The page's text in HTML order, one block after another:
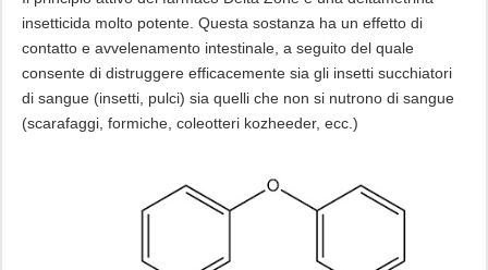
insetticida molto potente. Questa sostanza ha un effetto di
contatto e avvelenamento intestinale, a seguito del quale
consente di distruggere efficacemente sia gli insetti succhiatori
di sangue (insetti, pulci) sia quelli che non si nutrono di sangue
(scarafaggi, formiche, coleotteri kozheeder, ecc.)